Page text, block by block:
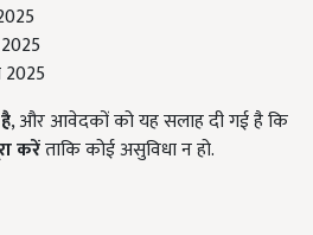
2025
, और आवेदकों को यह सलाह दी गई है कि
करेंताकि कोई असुविधा न हो.